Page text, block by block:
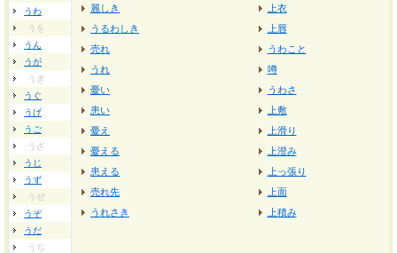
うわ
うを
うん
うが
うぎ
うぐ
うげ
うご
うざ
うじ
うず
うぜ
うぞ
うだ
うぢ
麗しき
うるわしき
売れ
うれ
憂い
患い
憂え
憂える
患える
売れ先
うれさき
上衣
上唇
うわこと
噂
うわさ
上敷
上滑り
上澄み
上っ張り
上面
上積み